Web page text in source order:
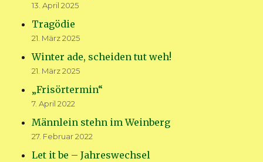
13. April 2025
Tragödie
21. März 2025
Winter ade, scheiden tut weh!
21. März 2025
„Frisörtermin“
7. April 2022
Männlein stehn im Weinberg
27. Februar 2022
Let it be – Jahreswechsel